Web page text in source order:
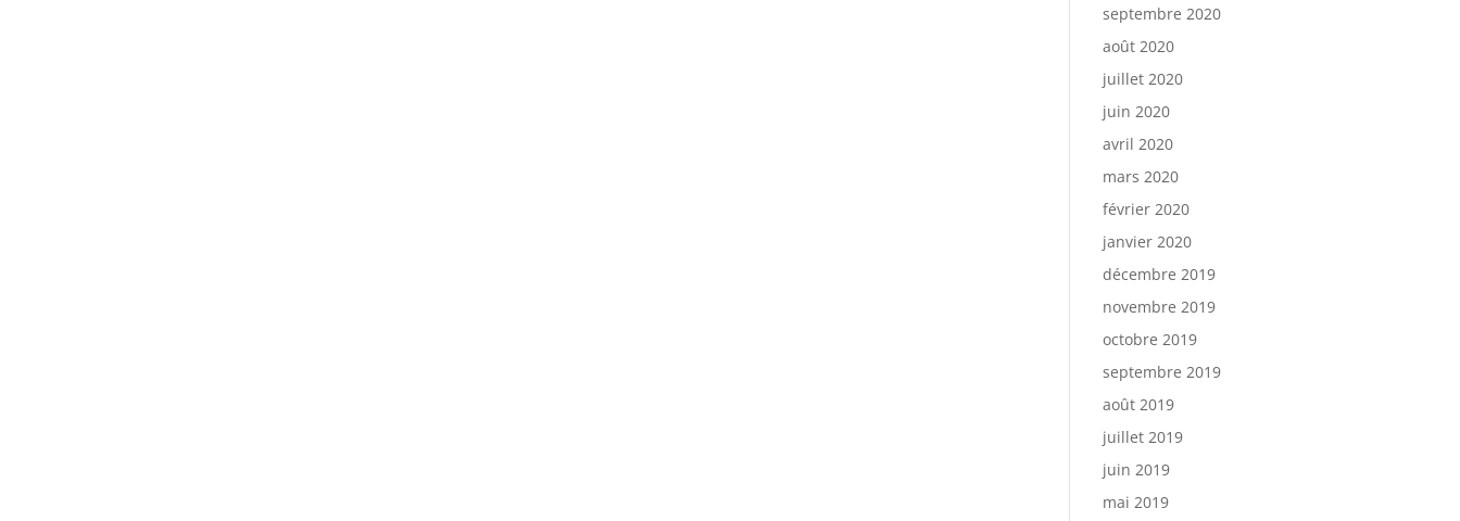
septembre 2020
août 2020
juillet 2020
juin 2020
avril 2020
mars 2020
février 2020
janvier 2020
décembre 2019
novembre 2019
octobre 2019
septembre 2019
août 2019
juillet 2019
juin 2019
mai 2019